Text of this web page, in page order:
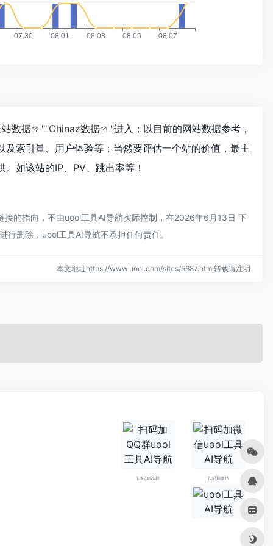
数据 ""Chinaz数据
"进入；以目前的网站数据参考，
索引量、用户体验等；当然要评估一个站的价值，最主
如该站的IP、PV、跳出率等！
的指向，不由uool工具AI导航实际控制，在2026年6月13日 下
删除，uool工具AI导航不承担任何责任。
本文地址https://www.uool.com/sites/5687.html转载请注明
扫码加QQ群 扫码加微信